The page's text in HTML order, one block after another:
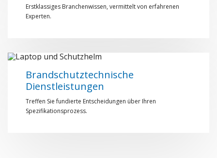
Erstklassiges Branchenwissen, vermittelt von erfahrenen
Experten.
Brandschutztechnische
Dienstleistungen
Treffen Sie fundierte Entscheidungen über Ihren
Spezifikationsprozess.